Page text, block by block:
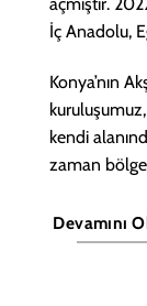
İç Anadolu,
Konya’nın
kendi
zaman
Devamını